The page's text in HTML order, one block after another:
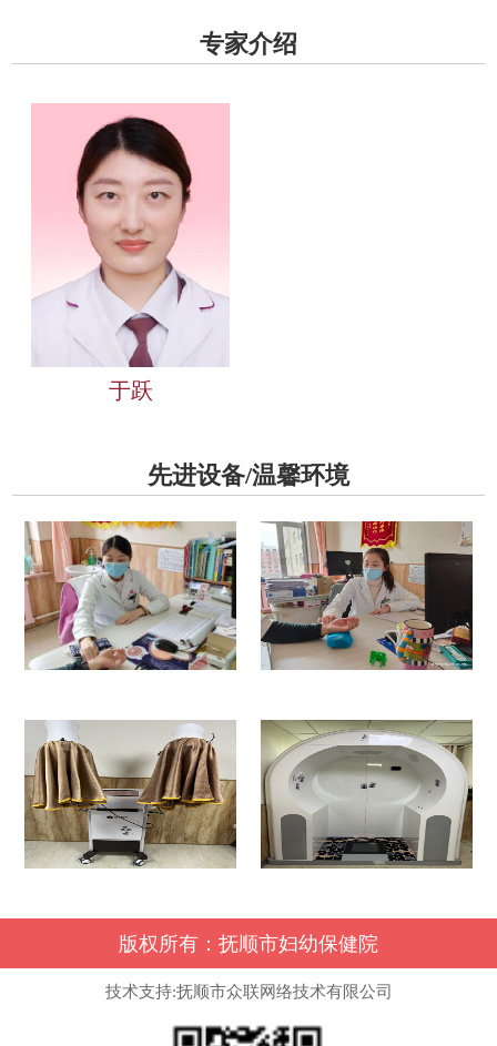
专家介绍
于跃
先进设备/温馨环境
版权所有：抚顺市妇幼保健院
技术支持:抚顺市众联网络技术有限公司